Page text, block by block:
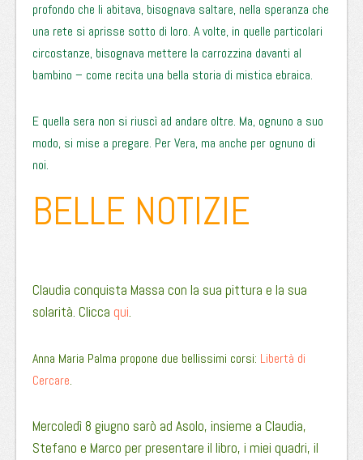
profondo che li abitava, bisognava saltare, nella speranza che
una rete si aprisse sotto di loro. A volte, in quelle particolari
circostanze, bisognava mettere la carrozzina davanti al
bambino – come recita una bella storia di mistica ebraica.
E quella sera non si riuscì ad andare oltre. Ma, ognuno a suo
modo, si mise a pregare. Per Vera, ma anche per ognuno di
noi.
BELLE NOTIZIE
Claudia conquista Massa con la sua pittura e la sua
solarità. Clicca qui.
Anna Maria Palma propone due bellissimi corsi: Libertà di
Cercare.
Mercoledì 8 giugno sarò ad Asolo, insieme a Claudia,
Stefano e Marco per presentare il libro, i miei quadri, il